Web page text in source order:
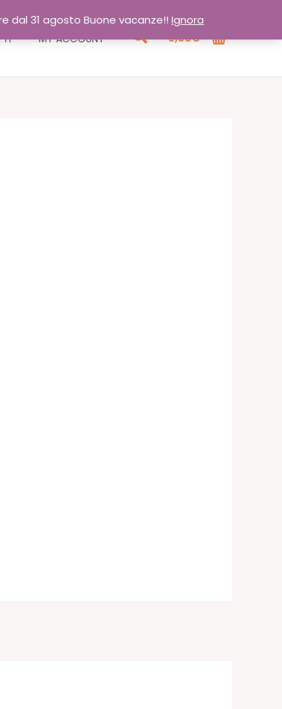
dal 31 agosto Buone vacanze!! Ignora
MY ACCOUNT Cerca
0,00€